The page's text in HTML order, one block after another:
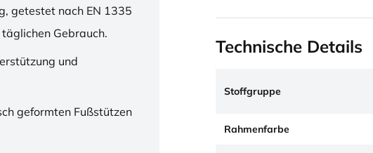
getestet nach EN 1335
Gebrauch.
und
geformten Fußstützen
Technische Details
Stoffgruppe
Rahmenfarbe